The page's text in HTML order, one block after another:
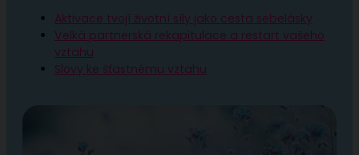
Aktivace tvojí životní síly jako cesta sebelásky
Velká partnerská rekapitulace a restart vašeho
vztahu
Slovy ke šťastnému vztahu